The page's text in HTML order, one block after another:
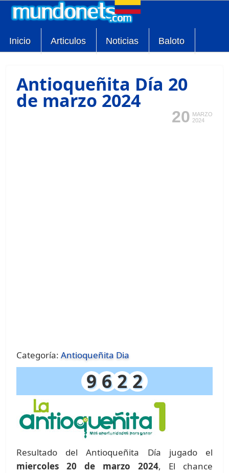
Inicio Articulos Noticias Baloto
Antioqueñita Día 20
de marzo 2024
20 MARZO
2024
Categoría:Antioqueñita Dia
9 6 2 2
Resultado del Antioqueñita Día jugado el
miercoles 20 de marzo 2024, El chance